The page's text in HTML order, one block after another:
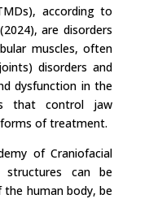
according to
are disorders
muscles, often
disorders and
dysfunction in the
that control jaw
of treatment.
of Craniofacial
structures can be
human body, be